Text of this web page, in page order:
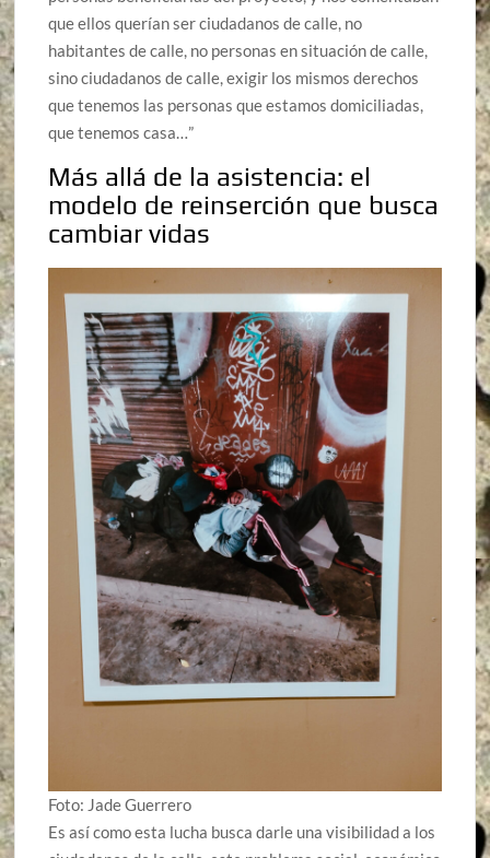
que ellos querían ser ciudadanos de calle, no
habitantes de calle, no personas en situación de calle,
sino ciudadanos de calle, exigir los mismos derechos
que tenemos las personas que estamos domiciliadas,
que tenemos casa…”
Más allá de la asistencia: el
modelo de reinserción que busca
cambiar vidas
Foto: Jade Guerrero
Es así como esta lucha busca darle una visibilidad a los